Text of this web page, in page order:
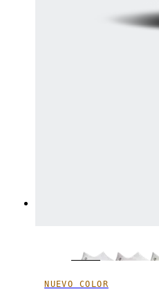
NUEVO COLOR